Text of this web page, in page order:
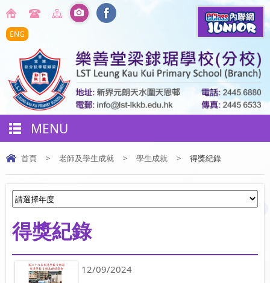
ENG
MENU
首頁 > 老師及學生成就 > 學生成就 > 得獎紀錄
得獎紀錄
12/09/2024